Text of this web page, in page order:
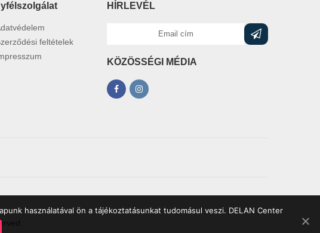
feltételek
HÍRLEVÉL
KÖZÖSSÉGI MÉDIA
használatával ön a tájékoztatásunkat tudomásul veszi. DELAN Center